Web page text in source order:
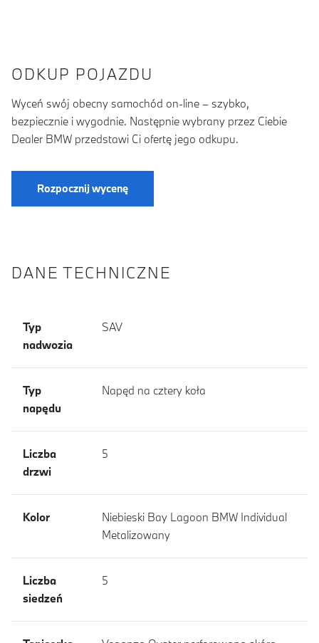
ODKUP POJAZDU
Wyceń swój obecny samochód on-line – szybko,
bezpiecznie i wygodnie. Następnie wybrany przez Ciebie
Dealer BMW przedstawi Ci ofertę jego odkupu.
Rozpocznij wycenę
DANE TECHNICZNE
Typ
nadwozia
SAV
Typ
napędu
Napęd na cztery koła
Liczba
drzwi
5
Kolor
Niebieski Bay Lagoon BMW Individual
Metalizowany
Liczba
siedzeń
5